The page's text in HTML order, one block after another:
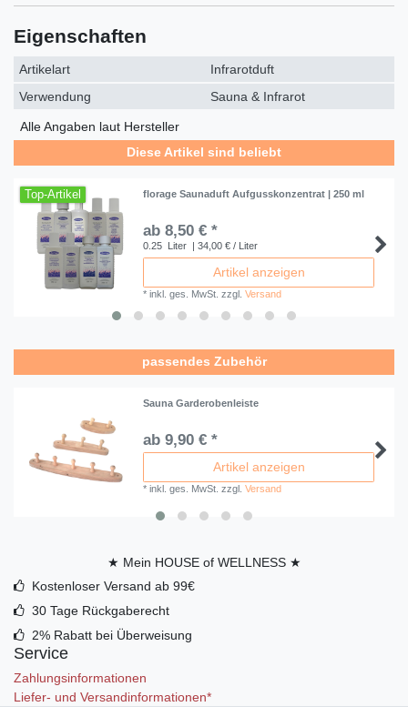
Eigenschaften
Artikelart
Infrarotduft
Verwendung
Sauna & Infrarot
Alle Angaben laut Hersteller
Diese Artikel sind beliebt
Top-Artikel florage Saunaduft Aufgusskonzentrat | 250 ml
ab 8,50 € *
0.25 Liter | 34,00 € / Liter
Artikel anzeigen
*inkl. ges. MwSt. zzgl.Versand
passendes Zubehör
Sauna Garderobenleiste
ab 9,90 € *
Artikel anzeigen
*inkl. ges. MwSt. zzgl.Versand
★ Mein HOUSE of WELLNESS ★
Kostenloser Versand ab 99€
30 Tage Rückgaberecht
2% Rabatt bei Überweisung
Service
Zahlungsinformationen
Liefer- und Versandinformationen*